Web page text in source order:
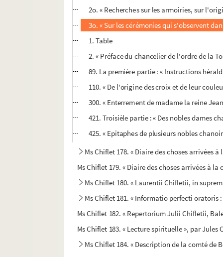
2o. « Recherches sur les armoiries, sur
3o. « Sur les cérémonies qui s'observent
1. Table
2. « Préface du chancelier de l'ordre de la
89. La première partie : « Instructions
110. « De l'origine des croix et de leur
300. « Enterrement de madame la reine
421. Troisièle partie : « Des nobles dames
425. « Epitaphes de plusieurs nobles
Ms Chiflet 178. « Diaire des choses arrivées
Ms Chiflet 179. « Diaire des choses arrivées à
Ms Chiflet 180. « Laurentii Chifletii, in
Ms Chiflet 181. « Informatio perfecti oratoris
Ms Chiflet 182. « Repertorium Julii Chifletii,
Ms Chiflet 183. « Lecture spirituelle », par Jules
Ms Chiflet 184. « Description de la comté